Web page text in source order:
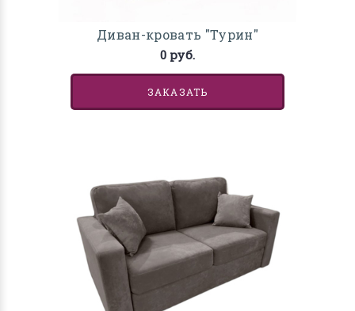
Диван-кровать "Турин"
0 руб.
ЗАКАЗАТЬ